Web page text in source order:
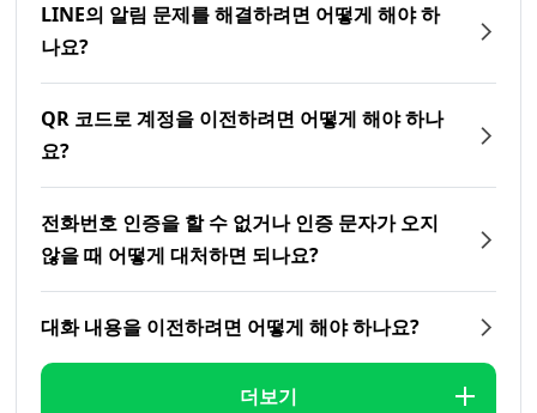
LINE의 알림 문제를 해결하려면 어떻게 해야 하
나요?
QR 코드로 계정을 이전하려면 어떻게 해야 하나
요?
전화번호 인증을 할 수 없거나 인증 문자가 오지
않을 때 어떻게 대처하면 되나요?
대화 내용을 이전하려면 어떻게 해야 하나요?
더보기